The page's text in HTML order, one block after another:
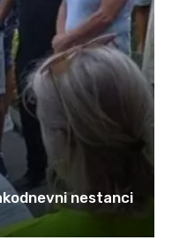
nestanci